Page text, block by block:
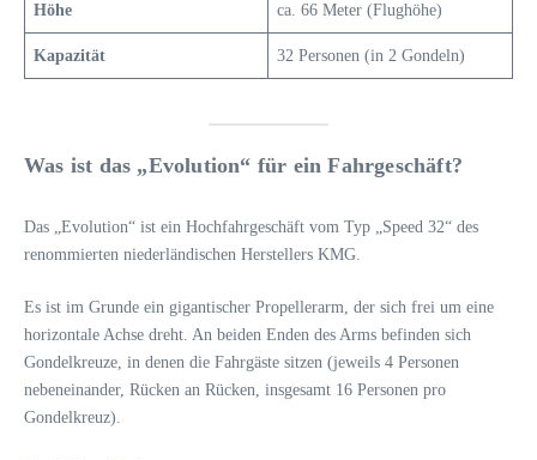
Höhe ca. 66 Meter (Flughöhe)
Kapazität 32 Personen (in 2 Gondeln)
Was ist das „Evolution“ für ein Fahrgeschäft?
Das „Evolution“ ist ein Hochfahrgeschäft vom Typ „Speed 32“ des
renommierten niederländischen Herstellers KMG.
Es ist im Grunde ein gigantischer Propellerarm, der sich frei um eine
horizontale Achse dreht. An beiden Enden des Arms befinden sich
Gondelkreuze, in denen die Fahrgäste sitzen (jeweils 4 Personen
nebeneinander, Rücken an Rücken, insgesamt 16 Personen pro
Gondelkreuz).